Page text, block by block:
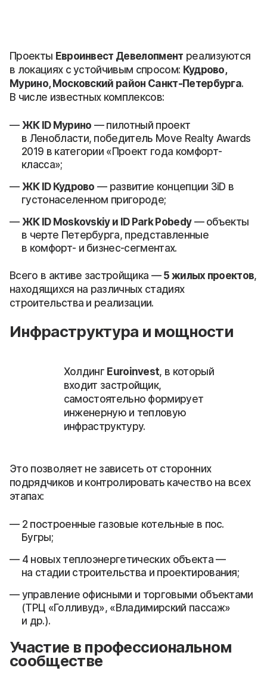
Проекты Евроинвест Девелопмент реализуются
в локациях с устойчивым спросом: Кудрово,
Мурино, Московский район Санкт-Петербурга.
В числе известных комплексов:
ЖК ID Мурино — пилотный проект
в Ленобласти, победитель Move Realty Awards
2019 в категории «Проект года комфорт-
класса»;
ЖК ID Кудрово — развитие концепции 3iD в
густонаселенном пригороде;
ЖК ID Moskovskiy и ID Park Pobedy— объекты
в черте Петербурга, представленные
в комфорт- и бизнес-сегментах.
Всего в активе застройщика — 5 жилых проектов,
находящихся на различных стадиях
строительства и реализации.
Инфраструктура и мощности
Холдинг Euroinvest, в который
входит застройщик,
самостоятельно формирует
инженерную и тепловую
инфраструктуру.
Это позволяет не зависеть от сторонних
подрядчиков и контролировать качество на всех
этапах:
2 построенные газовые котельные в пос.
Бугры;
4 новых теплоэнергетических объекта —
на стадии строительства и проектирования;
управление офисными и торговыми объектами
(ТРЦ «Голливуд», «Владимирский пассаж»
и др.).
Участие в профессиональном
сообществе